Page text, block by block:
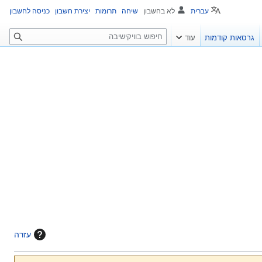
עזרה
עברית לא בחשבון שיחה תרומות יצירת חשבון כניסה לחשבון
גרסאות קודמות עוד
ח
י